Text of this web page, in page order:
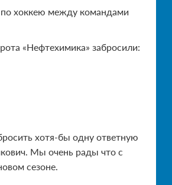
по хоккею между командами
«Нефтехимика» забросили:
хотя-бы одну ответную
Мы очень рады что с
сезоне.